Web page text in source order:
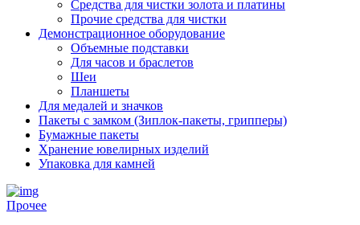
Средства для чистки золота и платины
Прочие средства для чистки
Демонстрационное оборудование
Объемные подставки
Для часов и браслетов
Шеи
Планшеты
Для медалей и значков
Пакеты с замком (Зиплок-пакеты, грипперы)
Бумажные пакеты
Хранение ювелирных изделий
Упаковка для камней
Прочее